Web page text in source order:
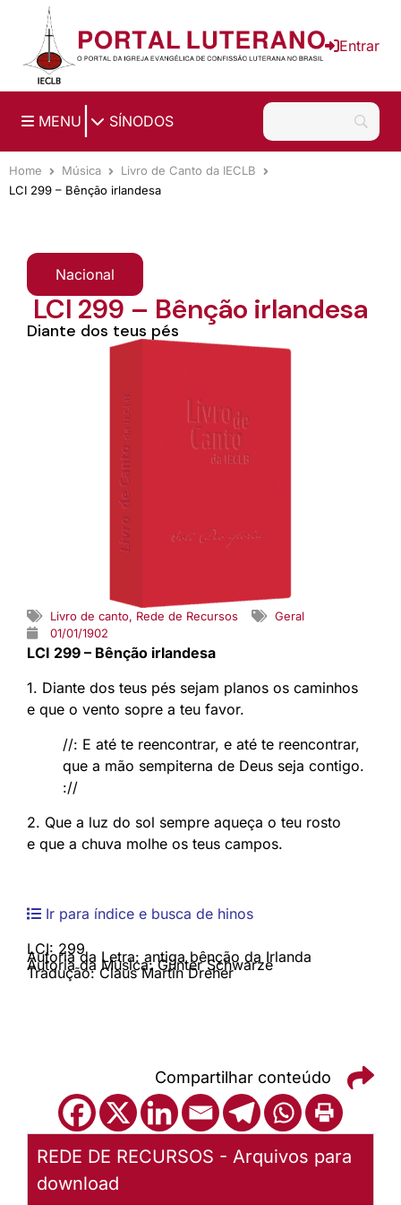
Ir para o conteúdo principal
Entrar
MENU SÍNODOS
Home Música
Livro de Canto da IECLB
LCI 299 – Bênção irlandesa
Nacional
LCI 299 – Bênção irlandesa
Diante dos teus pés
Livro de canto, Rede de Recursos
Geral
01/01/1902
LCI 299 – Bênção irlandesa
1. Diante dos teus pés sejam planos os caminhos
e que o vento sopre a teu favor.
//: E até te reencontrar, e até te reencontrar,
que a mão sempiterna de Deus seja contigo.
://
2. Que a luz do sol sempre aqueça o teu rosto
e que a chuva molhe os teus campos.
Ir para índice e busca de hinos
LCI: 299
Autoria da Letra: antiga bênção da Irlanda
Autoria da Música: Günter Schwarze
Tradução: Claus Martin Dreher
Compartilhar conteúdo
REDE DE RECURSOS - Arquivos para
download